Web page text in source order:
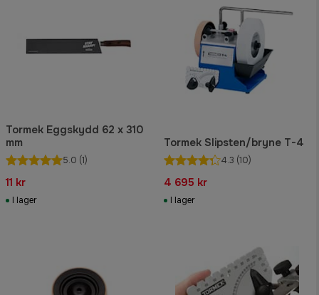
Tormek Eggskydd 62 x 310
mm
5.0 (1)
11 kr
I lager
Tormek Slipsten/bryne T-4
4.3 (10)
4 695 kr
I lager